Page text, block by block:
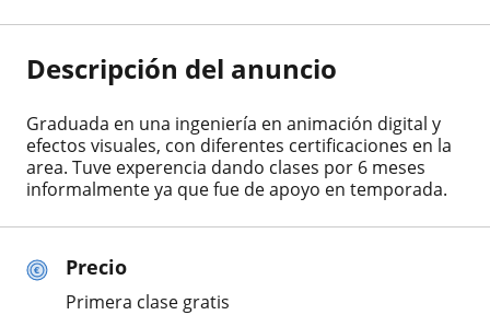
Precio
Primera clase gratis
Descripción del anuncio
Graduada en una ingeniería en animación digital y
efectos visuales, con diferentes certificaciones en la
area. Tuve experencia dando clases por 6 meses
informalmente ya que fue de apoyo en temporada.